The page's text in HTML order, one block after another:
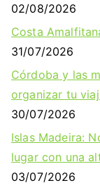
02/08/2026
Costa
31/07/2026
Córdoba y las
organizar tu
30/07/2026
Islas Madeira:
lugar con una
03/07/2026